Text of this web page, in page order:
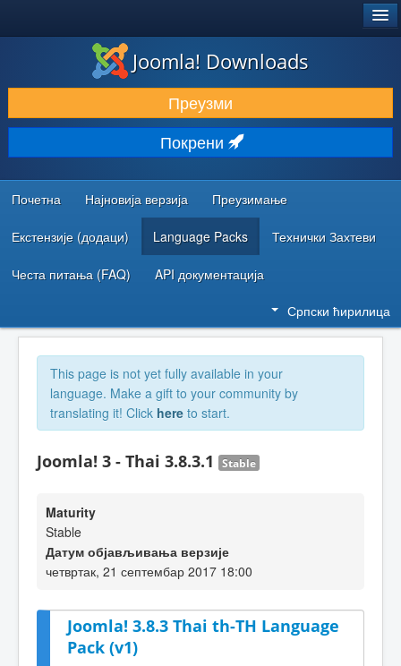
ПРЕУЗИМАЊЕ И ПРОШИРЕЊА (ЕКСТЕНЗИЈЕ)
ОТКРИЈТЕ И НАУЧИТЕ
ЗАЈЕДНИЦА И ПОДРШКА
РЕСУРСИ ЗА РАЗВОЈ
Joomla! Downloads
Преузми
Покрени
Почетна Најновија верзија Преузимање
Екстензије (додаци) Language Packs Технички Захтеви
Честа питања (FAQ) API документација
Српски ћирилица
This page is not yet fully available in your
language. Make a gift to your community by
translating it! Click here to start.
Joomla! 3 - Thai 3.8.3.1 Stable
Maturity
Stable
Датум објављивања верзије
четвртак, 21 септембар 2017 18:00
Joomla! 3.8.3 Thai th-TH Language
Pack (v1)